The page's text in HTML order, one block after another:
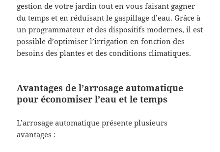
gestion de votre jardin tout en vous faisant gagner
du temps et en réduisant le gaspillage d’eau. Grâce à
un programmateur et des dispositifs modernes, il est
possible d’optimiser l’irrigation en fonction des
besoins des plantes et des conditions climatiques.
Avantages de l’arrosage automatique
pour économiser l’eau et le temps
L’arrosage automatique présente plusieurs
avantages :